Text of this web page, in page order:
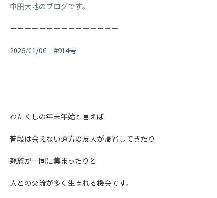
中田大地のブログです。
－－－－－－－－－－－－－－－
2026/01/06 #914号
わたくしの年末年始と言えば
普段は会えない遠方の友人が帰省してきたり
親族が一同に集まったりと
人との交流が多く生まれる機会です。